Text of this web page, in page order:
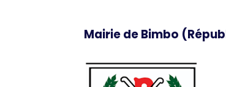
Mairie de Bimbo